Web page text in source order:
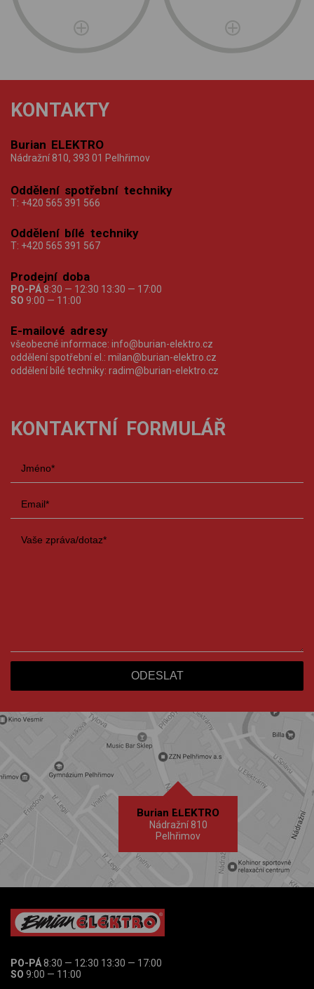
KONTAKTY
Burian ELEKTRO
Nádražní 810, 393 01 Pelhřimov
Oddělení spotřební techniky
T: +420 565 391 566
Oddělení bílé techniky
T: +420 565 391 567
Prodejní doba
PO-PÁ 8:30 — 12:30 13:30 — 17:00
SO 9:00 — 11:00
E-mailové adresy
všeobecné informace: info@burian-elektro.cz
oddělení spotřební el.: milan@burian-elektro.cz
oddělení bílé techniky: radim@burian-elektro.cz
KONTAKTNÍ FORMULÁŘ
Burian ELEKTRO
Nádražní 810
Pelhřimov
PO-PÁ8:30 — 12:30 13:30 — 17:00
SO 9:00 — 11:00